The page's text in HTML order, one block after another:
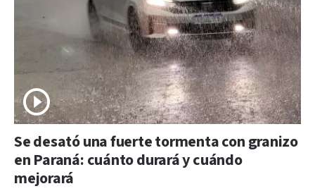
Se desató una fuerte tormenta con granizo
en Paraná: cuánto durará y cuándo
mejorará